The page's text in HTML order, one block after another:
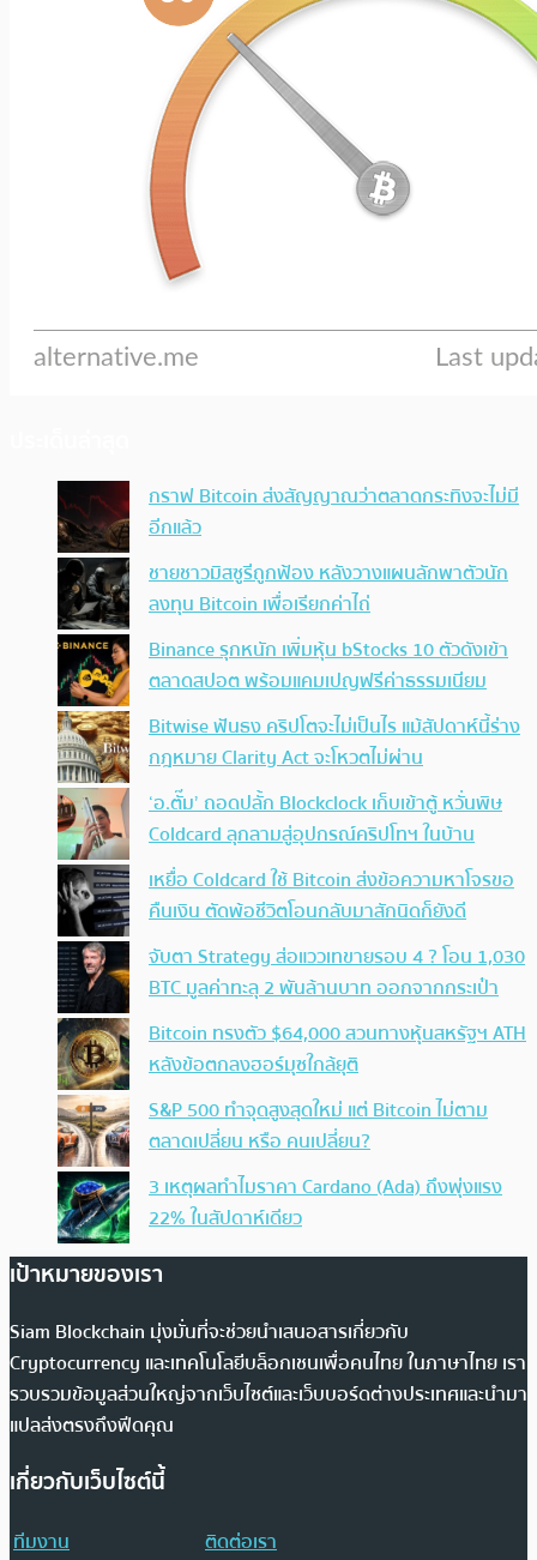
กราฟ Bitcoin ส่งสัญญาณว่าตลาดกระทิงจะไม่มี
อีกแล้ว
ชายชาวมิสซูรีถูกฟ้อง หลังวางแผนลักพาตัวนัก
ลงทุน Bitcoin เพื่อเรียกค่าไถ่
Binance รุกหนัก เพิ่มหุ้น bStocks 10 ตัวดังเข้า
ตลาดสปอต พร้อมแคมเปญฟรีค่าธรรมเนียม
Bitwise ฟันธง คริปโตจะไม่เป็นไร แม้สัปดาห์นี้ร่าง
กฎหมาย Clarity Act จะโหวตไม่ผ่าน
‘อ.ตั๊ม’ ถอดปลั้ก Blockclock เก็บเข้าตู้ หวั่นพิษ
Coldcard ลุกลามสู่อุปกรณ์คริปโทฯ ในบ้าน
เหยื่อ Coldcard ใช้ Bitcoin ส่งข้อความหาโจรขอ
คืนเงิน ตัดพ้อชีวิตโอนกลับมาสักนิดก็ยังดี
จับตา Strategy ส่อแววเทขายรอบ 4 ? โอน 1,030
BTC มูลค่าทะลุ 2 พันล้านบาท ออกจากกระเป๋า
Bitcoin ทรงตัว $64,000 สวนทางหุ้นสหรัฐฯ ATH
หลังข้อตกลงฮอร์มุซใกล้ยุติ
S&P 500 ทำจุดสูงสุดใหม่ แต่ Bitcoin ไม่ตาม
ตลาดเปลี่ยน หรือ คนเปลี่ยน?
3 เหตุผลทำไมราคา Cardano (Ada) ถึงพุ่งแรง
22% ในสัปดาห์เดียว
เป้าหมายของเรา
Siam Blockchain มุ่งมั่นที่จะช่วยนำเสนอสารเกี่ยวกับ
Cryptocurrency และเทคโนโลยีบล็อกเชนเพื่อคนไทย ในภาษาไทย เรา
รวบรวมข้อมูลส่วนใหญ่จากเว็บไซต์และเว็บบอร์ดต่างประเทศและนำมา
แปลส่งตรงถึงฟีดคุณ
เกี่ยวกับเว็บไซต์นี้
ทีมงาน
ติดต่อเรา